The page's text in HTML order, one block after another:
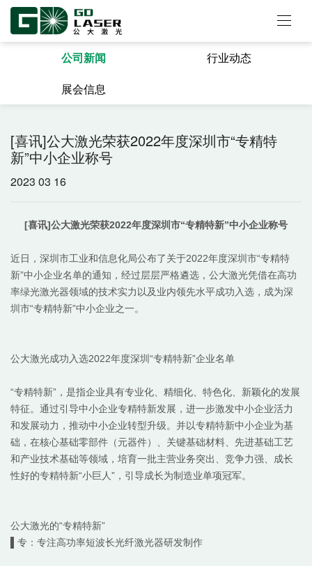
公司新闻
行业动态
展会信息
[喜讯]公大激光荣获2022年度深圳市“专精特
新”中小企业称号
2023 03 16
[喜讯]公大激光荣获2022年度深圳市“专精特新”中小企业称号
近日，深圳市工业和信息化局公布了关于2022年度深圳市“专精特
新”中小企业名单的通知， 经过层层严格遴选 ， 公大激光凭借在高功
率绿光激光器领域的技术实力以及业内领先水平成功入选，成为深
圳市“专精特新”中小企业之一。
公大激光成功入选2022年度深圳 “专精特新”企业名单
“专精特新”，是指企业具有专业化、精细化、特色化、新颖化的发展
特征。通过引导中小企业专精特新发展，进一步激发中小企业活力
和发展动力，推动中小企业转型升级。并以专精特新中小企业为基
础，在核心基础零部件（元器件）、关键基础材料、先进基础工艺
和产业技术基础等领域，培育一批主营业务突出、竞争力强、成长
性好的专精特新“小巨人”，引导成长为制造业单项冠军。
公大激光的“专精特新”
▌专：专注高功率短波长光纤激光器研发制作